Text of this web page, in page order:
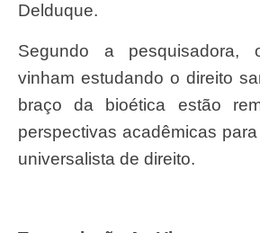
Delduque.
Segundo a pesquisadora, os países que
vinham estudando o direito
braço da bioética estão
perspectivas acadêmicas
universalista de direito.